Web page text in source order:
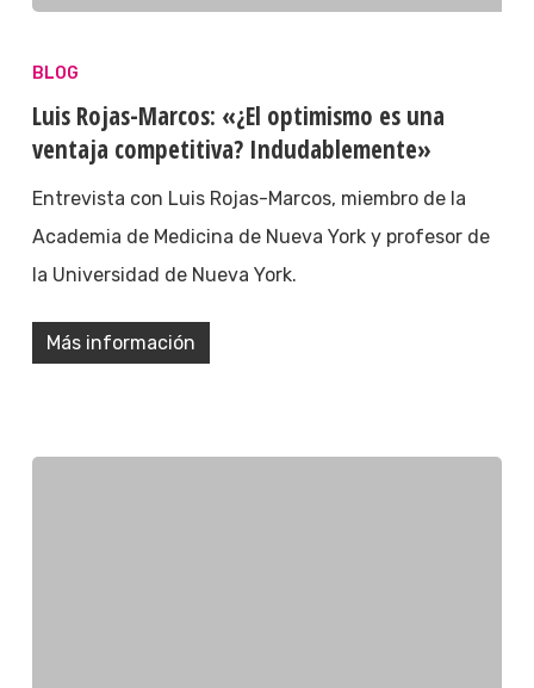
BLOG
Luis Rojas-Marcos: «¿El optimismo es una
ventaja competitiva? Indudablemente»
Entrevista con Luis Rojas-Marcos, miembro de la
Academia de Medicina de Nueva York y profesor de
la Universidad de Nueva York.
Más información